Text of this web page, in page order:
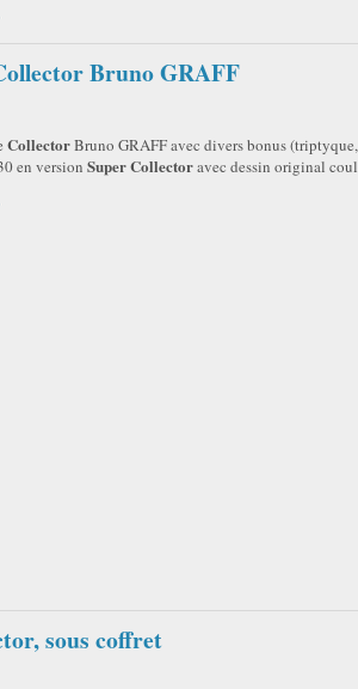
Bruno GRAFF
CollectorBruno GRAFF avec divers bonus
en version Super Collectoravec dessin original
sous coffret